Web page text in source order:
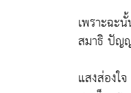
เพราะฉะ
สมาธิ ปัญ
แสงส่อง